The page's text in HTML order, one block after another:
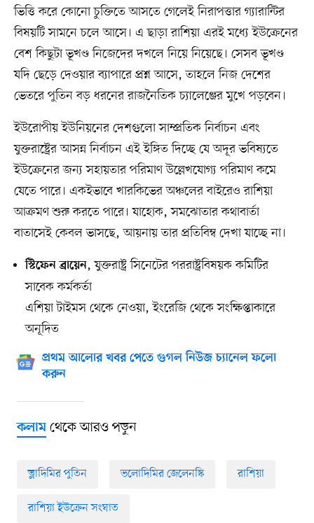
ভিত্তি করে কোনো চুক্তিতে আসতে গেলেই নিরাপত্তার গ্যারান্টির
বিষয়টি সামনে চলে আসে। এ ছাড়া রাশিয়া এরই মধ্যে ইউক্রেনের
বেশ কিছুটা ভূখণ্ড নিজেদের দখলে নিয়ে নিয়েছে। সেসব ভূখণ্ড
যদি ছেড়ে দেওয়ার ব্যাপারে প্রশ্ন আসে, তাহলে নিজ দেশের
ভেতরে পুতিন বড় ধরনের রাজনৈতিক চ্যালেঞ্জের মুখে পড়বেন।
ইউরোপীয় ইউনিয়নের দেশগুলো সাম্প্রতিক নির্বাচন এবং
যুক্তরাষ্ট্রের আসন্ন নির্বাচন এই ইঙ্গিত দিচ্ছে যে অদূর ভবিষ্যতে
ইউক্রেনের জন্য সহায়তার পরিমাণ উল্লেখযোগ্য পরিমাণ কমে
যেতে পারে। একইভাবে খারকিভের অঞ্চলের বাইরেও রাশিয়া
আক্রমণ শুরু করতে পারে। যাহোক, সমঝোতার কথাবার্তা
বাতাসেই কেবল ভাসছে, আয়নায় তার প্রতিবিম্ব দেখা যাচ্ছে না।
স্টিফেন ব্রায়েন, যুক্তরাষ্ট্র সিনেটের পররাষ্ট্রবিষয়ক কমিটির
সাবেক কর্মকর্তা
এশিয়া টাইমস থেকে নেওয়া, ইংরেজি থেকে সংক্ষিপ্তাকারে
অনূদিত
প্রথম আলোর খবর পেতে গুগল নিউজ চ্যানেল ফলো
করুন
কলামথেকে আরও পড়ুন
ভ্লাদিমির পুতিন ভলোদিমির জেলেনস্কি রাশিয়া
রাশিয়া ইউক্রেন সংঘাত